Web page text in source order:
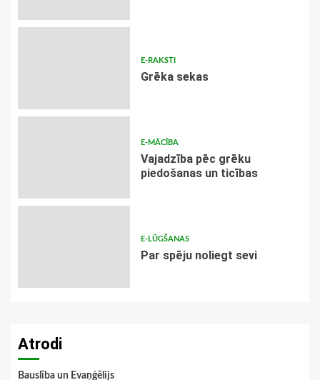
E-RAKSTI
Grēka sekas
E-MĀCĪBA
Vajadzība pēc grēku
piedošanas un ticības
E-LŪGŠANAS
Par spēju noliegt sevi
Atrodi
Bauslība un Evaņģēlijs